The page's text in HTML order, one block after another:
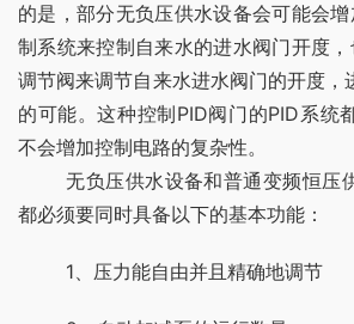
的是，部分无负压供水设备会可能会
制系统来控制自来水的进水阀门开度
调节阀来调节自来水进水阀门的开度，
的可能。这种控制PID阀门的PID系统
不会增加控制电路的复杂性。
	无负压供水设备和普通变频恒压供水设备的控制电路
都必须要同时具备以下的基本功能：
	1、压力能自由并且精确地调节